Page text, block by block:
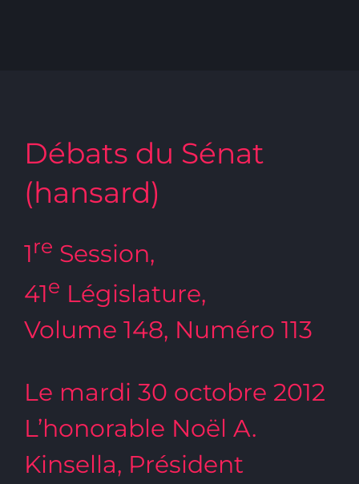
Débats du Sénat
(hansard)
1re Session,
41e Législature,
Volume 148, Numéro 113
Le mardi 30 octobre 2012
L’honorable Noël A.
Kinsella, Président